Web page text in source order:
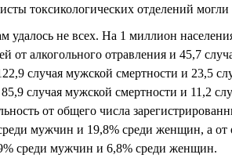
токсикологических отделений могли
удалось не всех. На 1 миллион
от алкогольного отравления и 45,7
случая мужской смертности и 23,5
случая мужской смертности и 11,2
от общего числа
мужчин и 19,8% среди женщин, а от
среди мужчин и 6,8% среди женщин.